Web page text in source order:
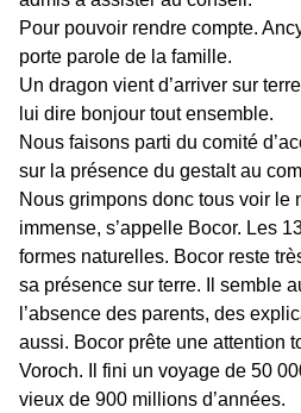
Pour pouvoir rendre compte.
porte parole de la famille.
Un dragon vient d’arriver sur
lui dire bonjour tout ensemble.
Nous faisons parti du comité
sur la présence du gestalt au
Nous grimpons donc tous voir le
immense, s’appelle Bocor. Les
formes naturelles. Bocor reste
sa présence sur terre. Il semble
l’absence des parents, des
aussi. Bocor prête une attention
Voroch. Il fini un voyage de 50
vieux de 900 millions d’années.